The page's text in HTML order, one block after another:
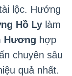
lộc. Hướng
Hồ Ly làm
Hương hợp
chuyên sâu
quả nhất.